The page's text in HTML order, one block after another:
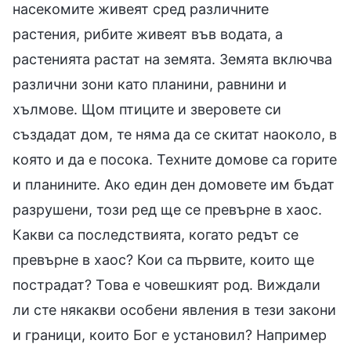
насекомите живеят сред различните
растения, рибите живеят във водата, а
растенията растат на земята. Земята включва
различни зони като планини, равнини и
хълмове. Щом птиците и зверовете си
създадат дом, те няма да се скитат наоколо, в
която и да е посока. Техните домове са горите
и планините. Ако един ден домовете им бъдат
разрушени, този ред ще се превърне в хаос.
Какви са последствията, когато редът се
превърне в хаос? Кои са първите, които ще
пострадат? Това е човешкият род. Виждали
ли сте някакви особени явления в тези закони
и граници, които Бог е установил? Например